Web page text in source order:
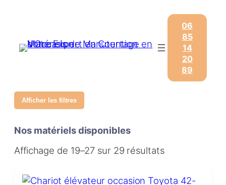
06
85
14
20
89
Afficher les filtres
Nos matériels disponibles
Affichage de 19–27 sur 29 résultats